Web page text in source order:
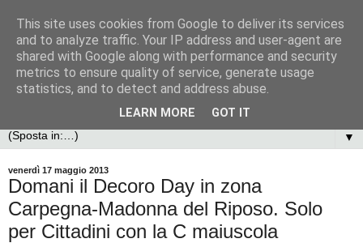
▼
venerdì 17 maggio 2013
Domani il Decoro Day in zona
Carpegna-Madonna del Riposo. Solo
per Cittadini con la C maiuscola
This site uses cookies from Google to deliver its services
and to analyze traffic. Your IP address and user-agent are
shared with Google along with performance and security
metrics to ensure quality of service, generate usage
statistics, and to detect and address abuse.
LEARN MORE GOT IT